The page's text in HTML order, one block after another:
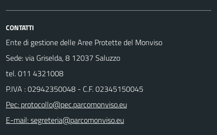
CONTATTI
Ente di gestione delle Aree Protette del Monviso
Sede: via Griselda, 8 12037 Saluzzo
tel. 011 4321008
P.IVA : 02942350048 - C.F. 02345150045
Pec: protocollo@pec.parcomonviso.eu
E-mail: segreteria@parcomonviso.eu